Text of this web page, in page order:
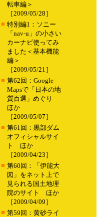
転車編＞
［2009/05/28］
■ 特別編1：ソニー
「nav-u」の小さい
カーナビ使ってみ
ました＜基本機能
編＞
［2009/05/21］
■ 第62回：Google
Mapsで「日本の地
質百選」めぐり
ほか
［2009/05/07］
■ 第61回：黒部ダム
オフィシャルサイ
ト ほか
［2009/04/23］
■ 第60回：「伊能大
図」をネット上で
見られる国土地理
院のサイト ほか
［2009/04/09］
■ 第59回：黄砂ライ